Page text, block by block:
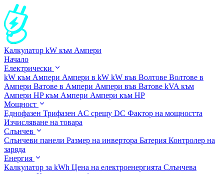
Калкулатор kW към Ампери
Начало
Електрически
kW към Ампери Ампери в kW kW във Волтове Волтове в
Ампери Ватове в Ампери Ампери във Ватове kVA към
Ампери HP към Ампери Ампери към HP
Мощност
Еднофазен Трифазен AC срещу DC Фактор на мощността
Изчисляване на товара
Слънчев
Слънчеви панели Размер на инвертора Батерия Контролер на
заряда
Енергия
Калкулатор за kWh Цена на електроенергията Слънчева